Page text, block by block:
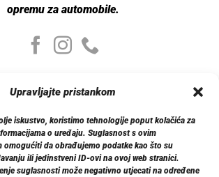
Upravljajte pristankom
iskustvo, koristimo tehnologije poput kolačića za
o uređaju. Suglasnost s ovim
omogućiti da obrađujemo podatke kao što su
ili jedinstveni ID-ovi na ovoj web stranici.
suglasnosti može negativno utjecati na određene
opremu za automobile.
Moj nalog
Moj nalog
Moje narudžbe
Detalji računa
Log out
Informacije